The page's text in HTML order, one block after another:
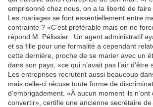
emprisonné chez nous, on a la liberté de faire
Les mariages se font essentiellement entre
contrainte ? «C’est préférable mais on ne
répond M. Pélissier. Un agent administratif
et sa fille pour une formalité a cependant
cette dernière, proche de se marier avec un
dans son pays, «ce qui n’avait pas l’air d’être
Les entreprises recrutent aussi beaucoup
mais celle-ci récuse toute forme de
d’embrigadement. «À aucun moment ils
convertir», certifie une ancienne secrétaire de